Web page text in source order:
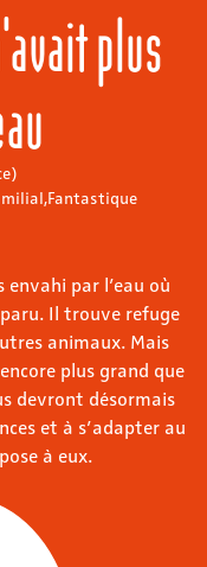
plus
,Fantastique
par l’eau où
Il trouve refuge
animaux. Mais
plus grand que
devront désormais
et à s’adapter au
à eux.